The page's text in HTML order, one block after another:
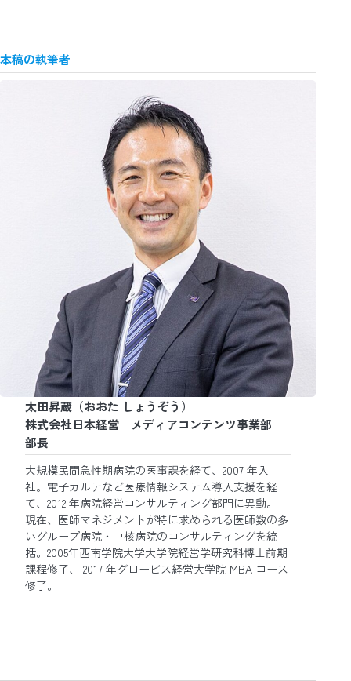
本稿の執筆者
太田昇蔵（おおた しょうぞう）
株式会社日本経営 メディアコンテンツ事業部
部長
大規模民間急性期病院の医事課を経て、2007 年入
社。電子カルテなど医療情報システム導入支援を経
て、2012 年病院経営コンサルティング部門に異動。
現在、医師マネジメントが特に求められる医師数の多
いグループ病院・中核病院のコンサルティングを統
括。2005年西南学院大学大学院経営学研究科博士前期
課程修了、 2017 年グロービス経営大学院 MBA コース
修了。